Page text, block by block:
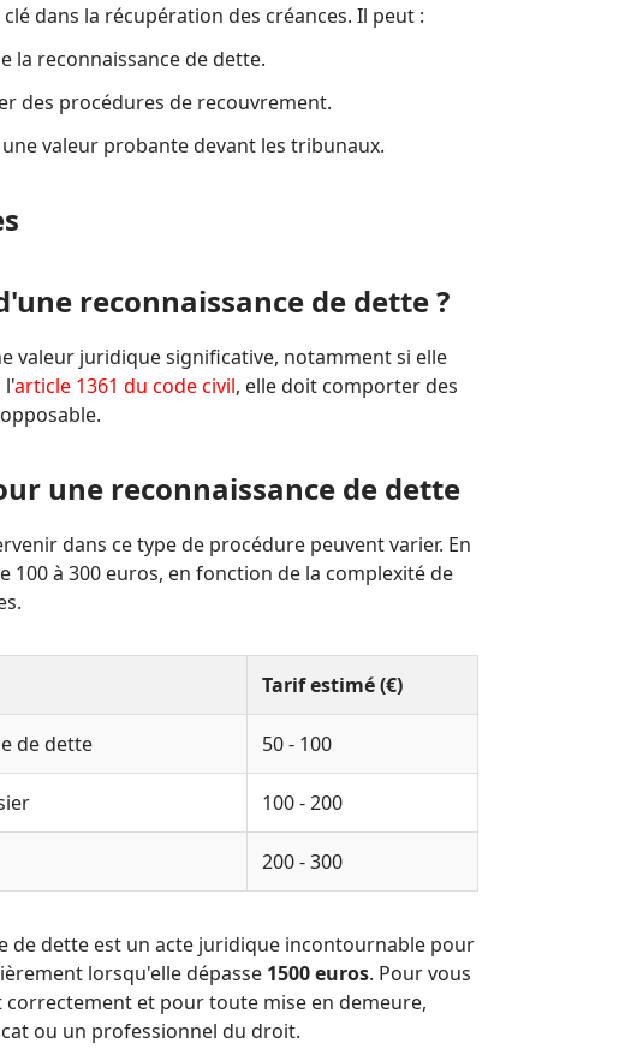
dans la récupération des créances. Il peut :
la reconnaissance de dette.
des procédures de recouvrement.
valeur probante devant les tribunaux.
reconnaissance de dette ?
valeur juridique significative, notamment si elle
l'article 1361 du code civil, elle doit comporter des
une reconnaissance de dette
dans ce type de procédure peuvent varier. En
100 à 300 euros, en fonction de la complexité de
Tarif estimé (€)
de dette 50 - 100
100 - 200
200 - 300
de dette est un acte juridique incontournable pour
lorsqu'elle dépasse 1500 euros. Pour vous
et pour toute mise en demeure,
ou un professionnel du droit.